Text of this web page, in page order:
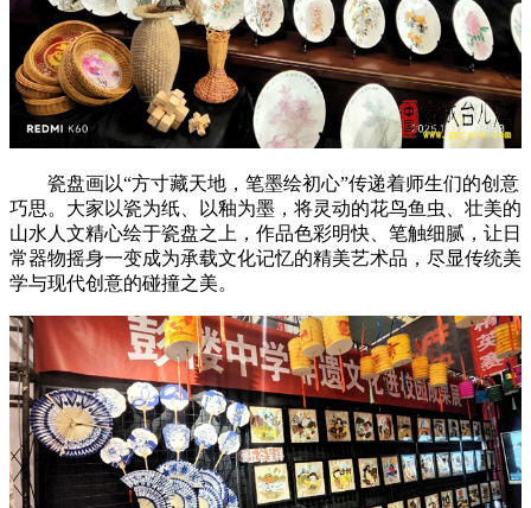
瓷盘画以“方寸藏天地，笔墨绘初心”传递着师生们的创意
巧思。大家以瓷为纸、以釉为墨，将灵动的花鸟鱼虫、壮美的
山水人文精心绘于瓷盘之上，作品色彩明快、笔触细腻，让日
常器物摇身一变成为承载文化记忆的精美艺术品，尽显传统美
学与现代创意的碰撞之美。